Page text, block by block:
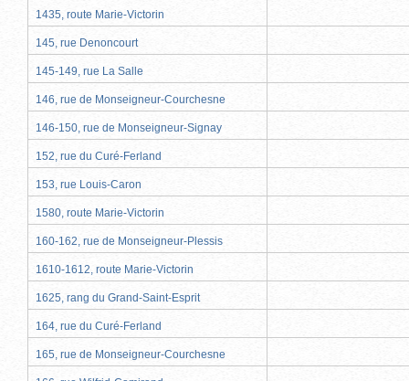
1435, route Marie-Victorin
145, rue Denoncourt
145-149, rue La Salle
146, rue de Monseigneur-Courchesne
146-150, rue de Monseigneur-Signay
152, rue du Curé-Ferland
153, rue Louis-Caron
1580, route Marie-Victorin
160-162, rue de Monseigneur-Plessis
1610-1612, route Marie-Victorin
1625, rang du Grand-Saint-Esprit
164, rue du Curé-Ferland
165, rue de Monseigneur-Courchesne